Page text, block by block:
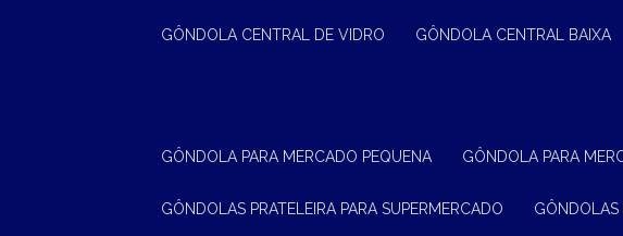
GÔNDOLA CENTRAL DE VIDRO GÔNDOLA CENTRAL BAIXA
GÔNDOLA PARA MERCADO PEQUENA GÔNDOLA PARA
GÔNDOLAS PRATELEIRA PARA SUPERMERCADO